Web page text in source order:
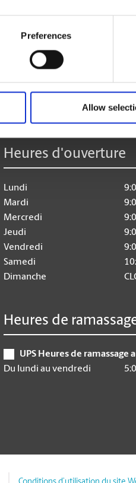
Preferences
Allow
Heures d'ouverture
Lundi
Mardi
Mercredi
Jeudi
Vendredi
Samedi
Dimanche
Heures de
UPS Heures de ramassage
Du lundi au vendredi